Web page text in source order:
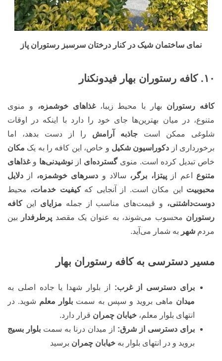
نمای ساختمان شیک در کنار درختان سرسبز رستوران پاز
۱۰. کافه رستوران بهار فیدونکنار
کافه رستوران بهار با محیط زیبا،غذاهای خوشمزه، و منوی
متنوع، در میان بهترین‌ها جای خود را دارد با اینکه در اوقات
شلوغی ممکن است جاذبه آرامش را از دست بدهد، اما
برخورداری از دکوراسیون شکیل و خاص، این کافه را به یک مکان
خاص تبدیل کرده است. منویگسترده‌ای از نوشیدنی‌ها وغذاهای
متنوع اعم ازپیتزا، برگر، سالاد و دسرهای خوشمزه، از دلایل
محبوبیت این مکان است. از آنجایی کهکیفیت خدمات، محیط
دوست‌داشتنی، و قیمت‌های مناسب از جمله مزایای اینکافه
رستوران محسوب می‌شوند، به عنوان یک مقصد پرطرفدار
بین
مردم شهر به شمار می‌آید.
مسیر دسترسی به کافه رستوران بهار
برای دسترسی از غرب: از بلوار شهدا یا جاده اصلی به
میدان ماهی بروید و سپس به سمت بلوار معلم شوید. در
انتهای بلوار معلم، خیابان چمران قرار دارد.
برای دسترسی از شرق: از میدان درنا به سمت بلوار بسیج
بروید و در انتهای بلوار به خیابان چمران برسید